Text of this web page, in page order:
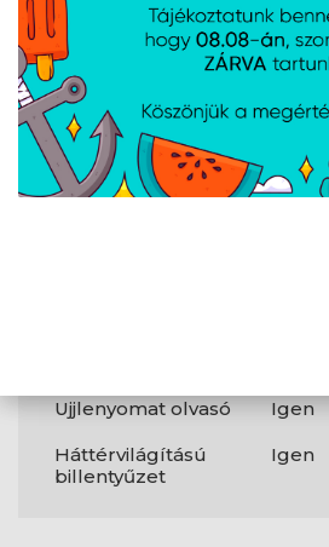
Megbízható
platform modul
(TPM)
Igen
Webkamera
Ujjlenyomat olvasó
Igen
Háttérvilágítású
billentyűzet
Igen